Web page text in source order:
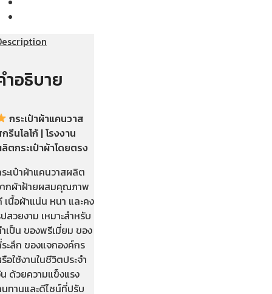
ำอธิบาย
กระเป๋าผ้าแคนวาส
รีนโลโก้ | โรงงาน
ตกระเป๋าผ้าโดยตรง
ะเป๋าผ้าแคนวาสผลิต
กผ้าฝ้ายผสมคุณภาพ
เนื้อผ้าแน่น หนา และคง
สวยงาม เหมาะสำหรับ
เป็น ของพรีเมี่ยม ของ
ะลึก ของแจกองค์กร
อใช้งานในชีวิตประจำ
ด้วยความแข็งแรง
ทานและดีไซน์ที่ปรับ